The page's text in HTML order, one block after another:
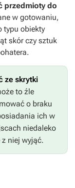
przedmioty do
w gotowaniu,
typu obiekty
skór czy sztuk
ze skrytki
to źle
o braku
ich w
niedaleko
niej wyjąć.